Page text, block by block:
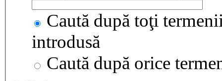
Caută după toţi
introdusă
Caută după orice